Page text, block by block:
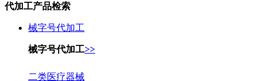
代加工产品检索
械字号代加工
械字号代加工>>
二类医疗器械